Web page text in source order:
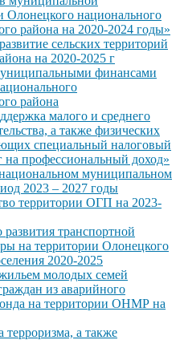
Олонецкого национального
района на 2020-2024 годы»
сельских территорий
на 2020-2025 г
финансами
района
малого и среднего
а также физических
специальный налоговый
профессиональный доход»
муниципальном
2023 – 2027 годы
территории ОГП на 2023-
транспортной
на территории Олонецкого
2020-2025
молодых семей
из аварийного
на территории ОНМР на
а также